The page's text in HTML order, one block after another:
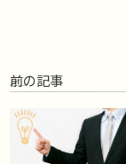
前の記事